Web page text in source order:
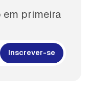
em primeira
Inscrever-se